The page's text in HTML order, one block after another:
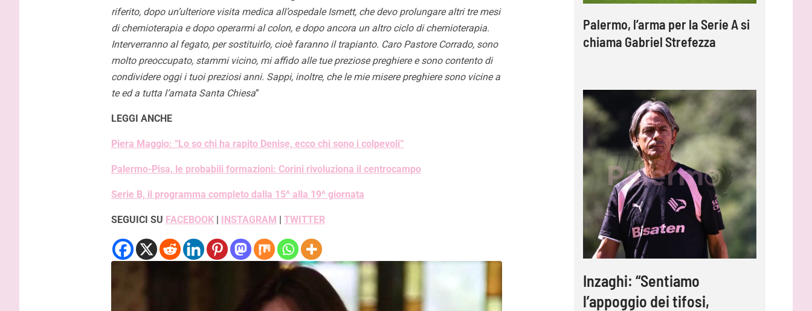
riferito, dopo un’ulteriore visita medica all’ospedale Ismett, che devo prolungare altri tre mesi
di chemioterapia e dopo operarmi al colon, e dopo ancora un altro ciclo di chemioterapia.
Interverranno al fegato, per sostituirlo, cioè faranno il trapianto. Caro Pastore Corrado, sono
molto preoccupato, stammi vicino, mi affido alle tue preziose preghiere e sono contento di
condividere oggi i tuoi preziosi anni. Sappi, inoltre, che le mie misere preghiere sono vicine a
te ed a tutta l’amata Santa Chiesa”
LEGGI ANCHE
Piera Maggio: “Lo so chi ha rapito Denise, ecco chi sono i colpevoli”
Palermo-Pisa, le probabili formazioni: Corini rivoluziona il centrocampo
Serie B, il programma completo dalla 15^ alla 19^ giornata
SEGUICI SU FACEBOOK| INSTAGRAM | TWITTER
Palermo, l’arma per la Serie A si
chiama Gabriel Strefezza
Inzaghi: “Sentiamo
l’appoggio dei tifosi,